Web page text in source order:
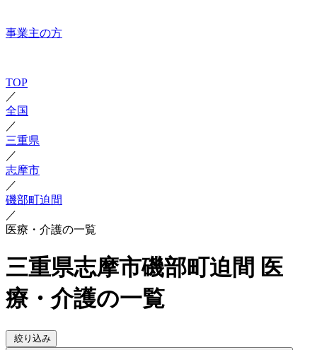
事業主の方
TOP
／
全国
／
三重県
／
志摩市
／
磯部町迫間
／
医療・介護の一覧
三重県志摩市磯部町迫間 医
療・介護の一覧
絞り込み